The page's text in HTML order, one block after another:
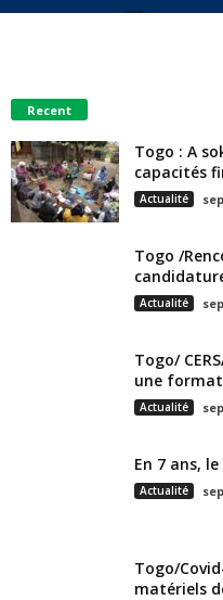
Recent
Togo : A
capacités
Actualité
Togo /
Actualité
Togo/
une
Actualité
En 7 ans,
Actualité
Togo/
matériels